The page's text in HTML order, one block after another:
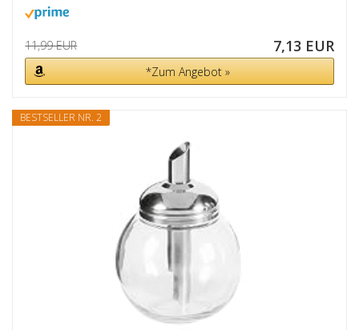
11,99 EUR 7,13 EUR
*Zum Angebot »
BESTSELLER NR. 2